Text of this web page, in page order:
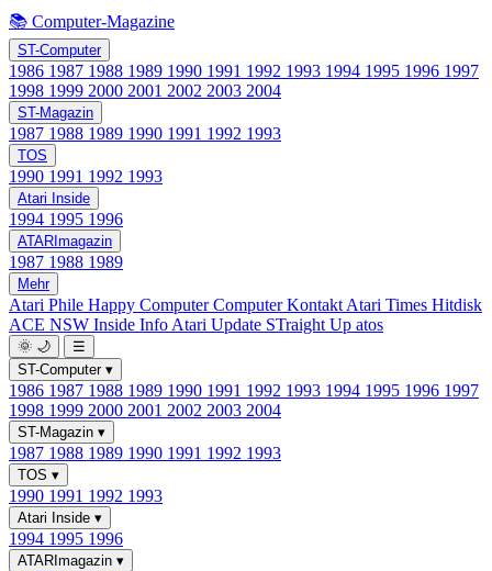
📚 Computer-Magazine
ST-Computer
1986 1987 1988 1989 1990 1991 1992 1993 1994 1995 1996 1997
1998 1999 2000 2001 2002 2003 2004
ST-Magazin
1987 1988 1989 1990 1991 1992 1993
TOS
1990 1991 1992 1993
Atari Inside
1994 1995 1996
ATARImagazin
1987 1988 1989
Mehr
Atari Phile Happy ComputerComputer Kontakt Atari Times Hitdisk
ACE NSW Inside Info Atari Update STraight Up atos
🌞 🌙
☰
ST-Computer ▾
1986 1987 1988 1989 1990 1991 1992 1993 1994 1995 1996 1997
1998 1999 2000 2001 2002 2003 2004
ST-Magazin ▾
1987 1988 1989 1990 1991 1992 1993
TOS ▾
1990 1991 1992 1993
Atari Inside ▾
1994 1995 1996
ATARImagazin ▾